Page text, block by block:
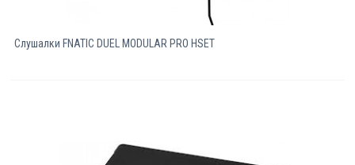
Слушалки FNATIC DUEL MODULAR PRO HSET